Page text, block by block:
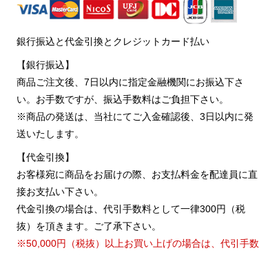
銀行振込と代金引換とクレジットカード払い
【銀行振込】
商品ご注文後、7日以内に指定金融機関にお振込下さ
い。お手数ですが、振込手数料はご負担下さい。
※商品の発送は、当社にてご入金確認後、3日以内に発
送いたします。
【代金引換】
お客様宛に商品をお届けの際、お支払料金を配達員に直
接お支払い下さい。
代金引換の場合は、代引手数料として一律300円（税
抜）を頂きます。ご了承下さい。
※50,000円（税抜）以上お買い上げの場合は、代引手数